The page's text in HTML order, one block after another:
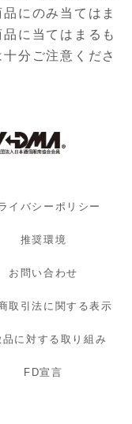
にのみ当てはま
に当てはまるも
分ご注意くださ
イバシーポリシー
推奨環境
お問い合わせ
取引法に関する表示
品に対する取り組み
FD宣言